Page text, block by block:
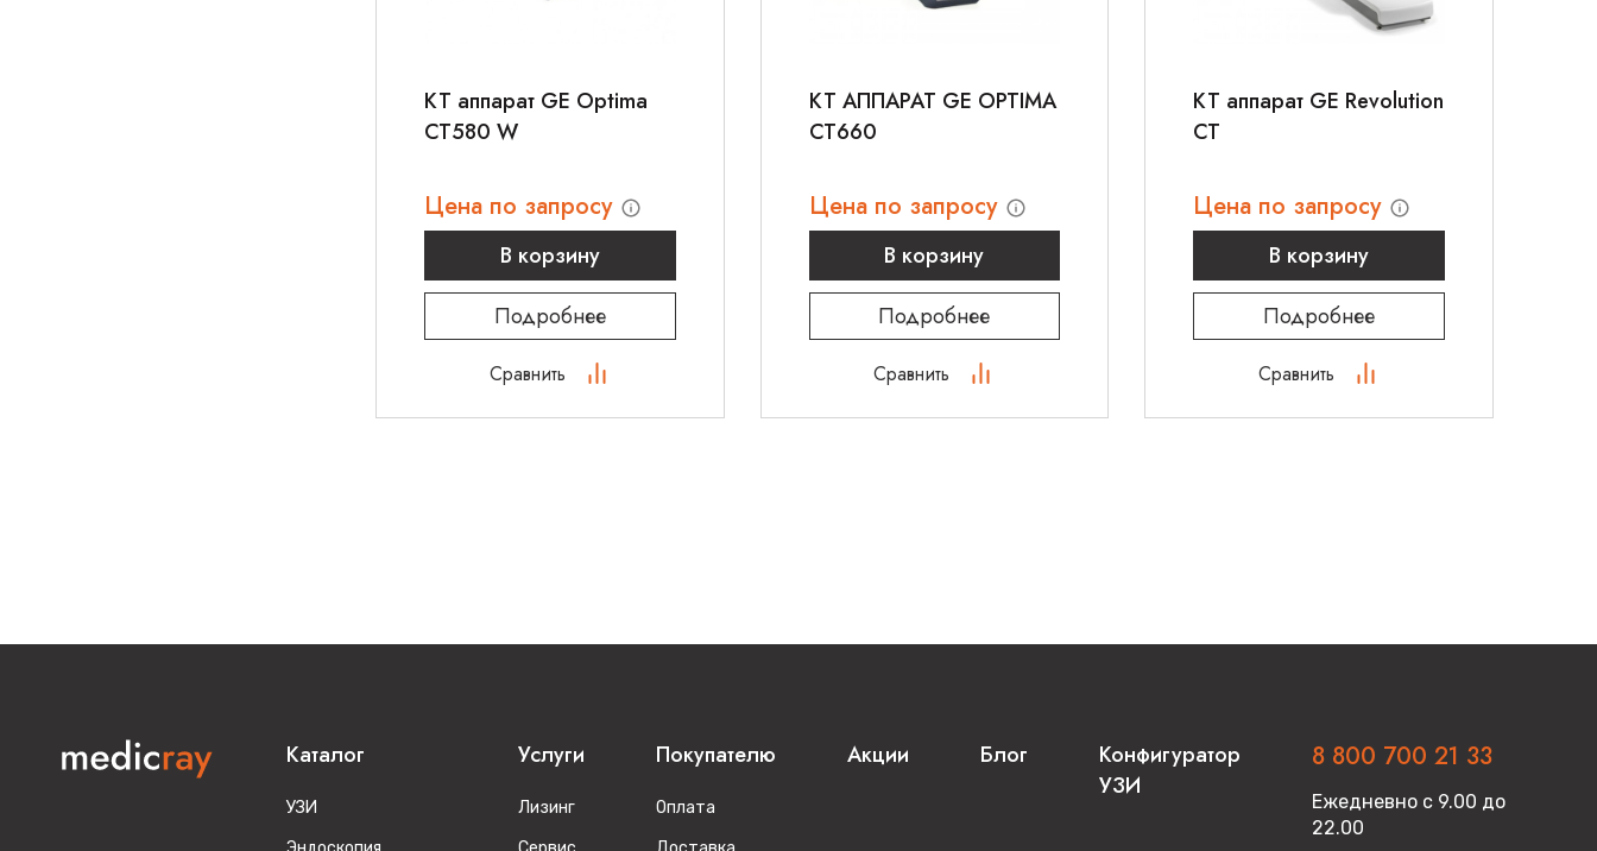
КТ аппарат GE Optima
CT580 W
Цена по запросу
В корзину
Подробнее
Сравнить
КТ АППАРАТ GE OPTIMA
CT660
Цена по запросу
В корзину
Подробнее
Сравнить
КТ аппарат GE Revolution
CT
Цена по запросу
В корзину
Подробнее
Сравнить
Каталог
УЗИ
Услуги
Лизинг
Покупателю
Оплата
Акции Блог
Конфигуратор
УЗИ
8 800 700 21 33
Ежедневно с 9.00 до
22.00